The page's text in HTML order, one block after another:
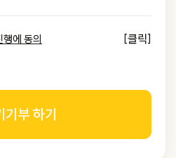
에 동의 [클릭]
기부 하기